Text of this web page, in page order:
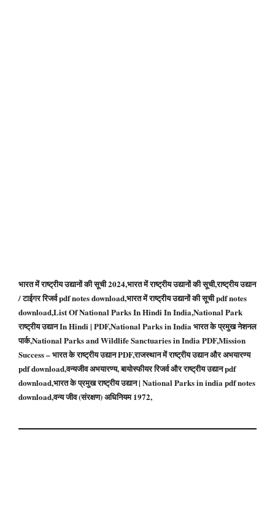
भारत में राष्ट्रीय उद्यानों की सूची 2024,भारत में राष्ट्रीय उद्यानों की सूची,राष्ट्रीय उद्यान
/ टाईगर रिजर्व pdf notes download,भारत में राष्ट्रीय उद्यानों की सूची pdf notes
download,List Of National Parks In Hindi In India,National Park
राष्ट्रीय उद्यान In Hindi | PDF,National Parks in India भारत के प्रमुख नेशनल
पार्क,National Parks and Wildlife Sanctuaries in India PDF,Mission
Success – भारत के राष्ट्रीय उद्यान PDF,राजस्थान में राष्ट्रीय उद्यान और अभयारण्य
pdf download,वन्यजीव अभयारण्य, बायोस्फीयर रिजर्व और राष्ट्रीय उद्यान pdf
download,भारत के प्रमुख राष्ट्रीय उद्यान | National Parks in india pdf notes
download,वन्य जीव (संरक्षण) अधिनियम 1972,